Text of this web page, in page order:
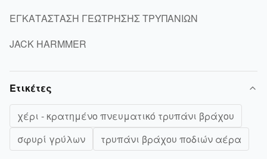
ΕΓΚΑΤΑΣΤΑΣΗ ΓΕΏΤΡΗΣΗΣ ΤΡΥΠΑΝΙΩΝ
JACK HARMMER
Ετικέτες
χέρι - κρατημένο πνευματικό τρυπάνι βράχου
σφυρί γρύλων
τρυπάνι βράχου ποδιών αέρα